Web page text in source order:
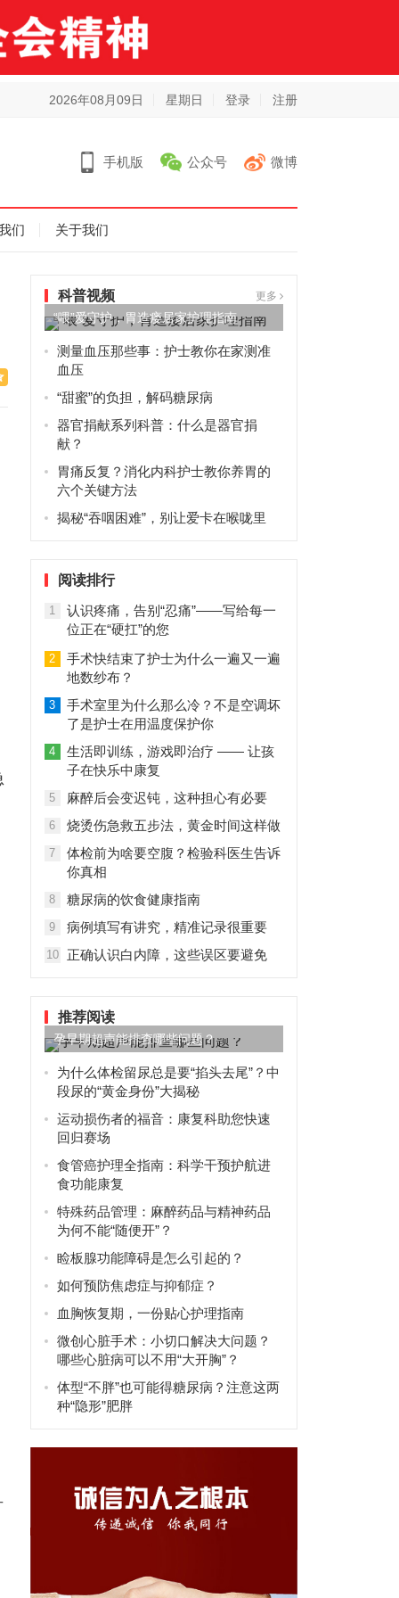
2026年08月09日 星期日 登录 注册
手机版 公众号 微博
们 关于我们
科普视频 更多
“喂”爱守护，胃造瘘居家护理指南
测量血压那些事：护士教你在家测准
血压
“甜蜜”的负担，解码糖尿病
器官捐献系列科普：什么是器官捐
献？
胃痛反复？消化内科护士教你养胃的
六个关键方法
揭秘“吞咽困难”，别让爱卡在喉咙里
阅读排行
1
认识疼痛，告别“忍痛”——写给每一
位正在“硬扛”的您
2
手术快结束了护士为什么一遍又一遍
地数纱布？
3
手术室里为什么那么冷？不是空调坏
了是护士在用温度保护你
4
生活即训练，游戏即治疗 —— 让孩
子在快乐中康复
5 麻醉后会变迟钝，这种担心有必要
6 烧烫伤急救五步法，黄金时间这样做
7
体检前为啥要空腹？检验科医生告诉
你真相
8 糖尿病的饮食健康指南
9 病例填写有讲究，精准记录很重要
10 正确认识白内障，这些误区要避免
推荐阅读
孕早期超声能排查哪些问题？
为什么体检留尿总是要“掐头去尾”？中
段尿的“黄金身份”大揭秘
运动损伤者的福音：康复科助您快速
回归赛场
食管癌护理全指南：科学干预护航进
食功能康复
特殊药品管理：麻醉药品与精神药品
为何不能“随便开”？
睑板腺功能障碍是怎么引起的？
如何预防焦虑症与抑郁症？
血胸恢复期，一份贴心护理指南
微创心脏手术：小切口解决大问题？
哪些心脏病可以不用“大开胸”？
体型“不胖”也可能得糖尿病？注意这两
种“隐形”肥胖